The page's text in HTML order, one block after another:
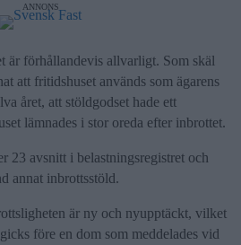
ANNONS
är förhållandevis allvarligt. Som skäl
att fritidshuset används som ägarens
året, att stöldgodset hade ett
lämnades i stor oreda efter inbrottet.
23 avsnitt i belastningsregistret och
annat inbrottsstöld.
är ny och nyupptäckt, vilket
före en dom som meddelades vid